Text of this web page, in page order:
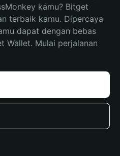
kamu? Bitget
terbaik kamu. Dipercaya
dapat dengan bebas
Wallet. Mulai perjalanan